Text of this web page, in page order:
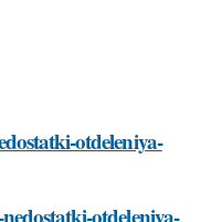
otdeleniya-
otdeleniya-